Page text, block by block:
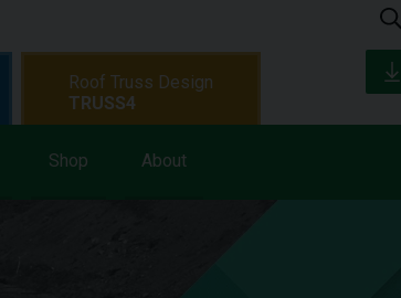
Shop About
Roof Truss Design
TRUSS4